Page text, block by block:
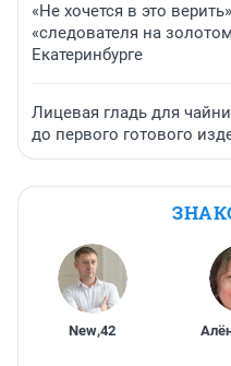
«Не хочется в это
«следователя на
Екатеринбурге
Лицевая гладь для
до первого готового
New,42